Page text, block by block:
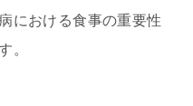
における食事の重要性
。